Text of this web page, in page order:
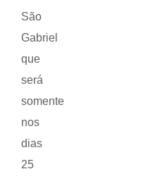
São
Gabriel
que
será
somente
nos
dias
25